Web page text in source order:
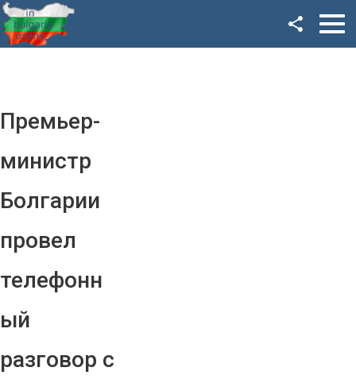
Премьер-
министр
Болгарии
провел
телефонн
ый
разговор с